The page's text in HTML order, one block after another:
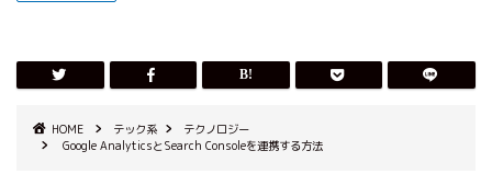
HOME テック系
テクノロジー
Google AnalyticsとSearch Consoleを連携する方法